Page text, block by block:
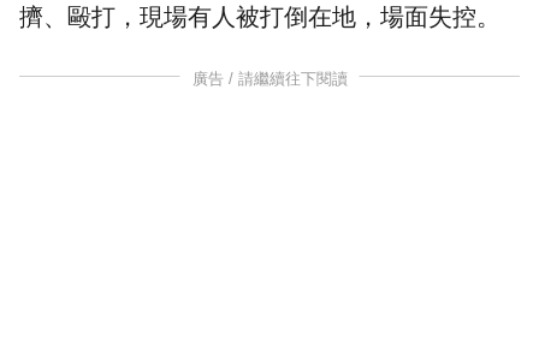
擠、毆打，現場有人被打倒在地，場面失控。
廣告 / 請繼續往下閱讀